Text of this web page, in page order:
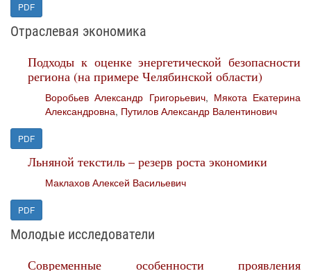
PDF
Отраслевая экономика
Подходы к оценке энергетической безопасности
региона (на примере Челябинской области)
Воробьев Александр Григорьевич, Мякота Екатерина
Александровна, Путилов Александр Валентинович
PDF
Льняной текстиль – резерв роста экономики
Маклахов Алексей Васильевич
PDF
Молодые исследователи
Современные особенности проявления